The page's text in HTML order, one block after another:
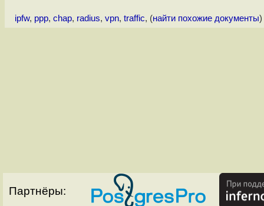
ipfw, ppp, chap, radius, vpn, traffic, (найти похожие документы)
Партнёры: